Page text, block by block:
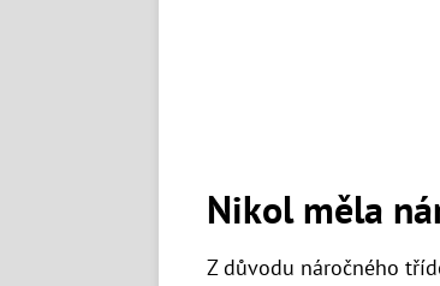
Nikol měla
Z důvodu náročného